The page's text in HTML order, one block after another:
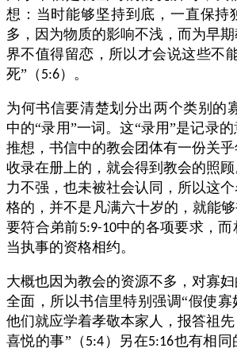
想：当时能够坚持到底，一直保持
多，因为物质的影响不浅，而为早
界不值得留恋，所以才会说这些不
死”（ 5:6）。
为何书信要清楚划分出两个类别的
中的“录用”一词。这“录用”是记录
推想，书信中的教会团体有一份关乎
收录在册上的，就会得到教会的照
力不强，也未被社会认同，所以这
格的，并不是凡满六十岁的，就能
要符合弟前5:9-10中的各项要求，而
当执事的资格相约。
大概也因为教会的资源不多，对寡
全面，所以书信里特别强调“假使寡
他们就应学着孝敬本家人，报答祖
喜悦的事”（ 5:4 ）另在5:16也有相同